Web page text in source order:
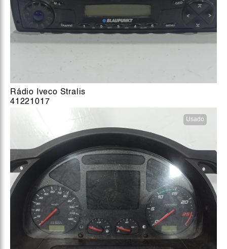
Rádio Iveco Stralis
41221017
Usado